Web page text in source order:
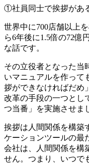
①社員同士で挨拶があ
世界中に700店舗以上
ら6年後に1.5倍の72億
な話です。
その立役者となった当
いマニュアルを作って
拶ができなければだめ
改革の手段の一つとし
つ当番」を実施させま
挨拶は人間関係を構築
ケーションツールの最
会社は、人間関係を構
せん。つまり、いつで